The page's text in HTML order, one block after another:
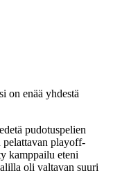
on enää yhdestä
pudotuspelien
pelattavan playoff-
kamppailu eteni
oli valtavan suuri